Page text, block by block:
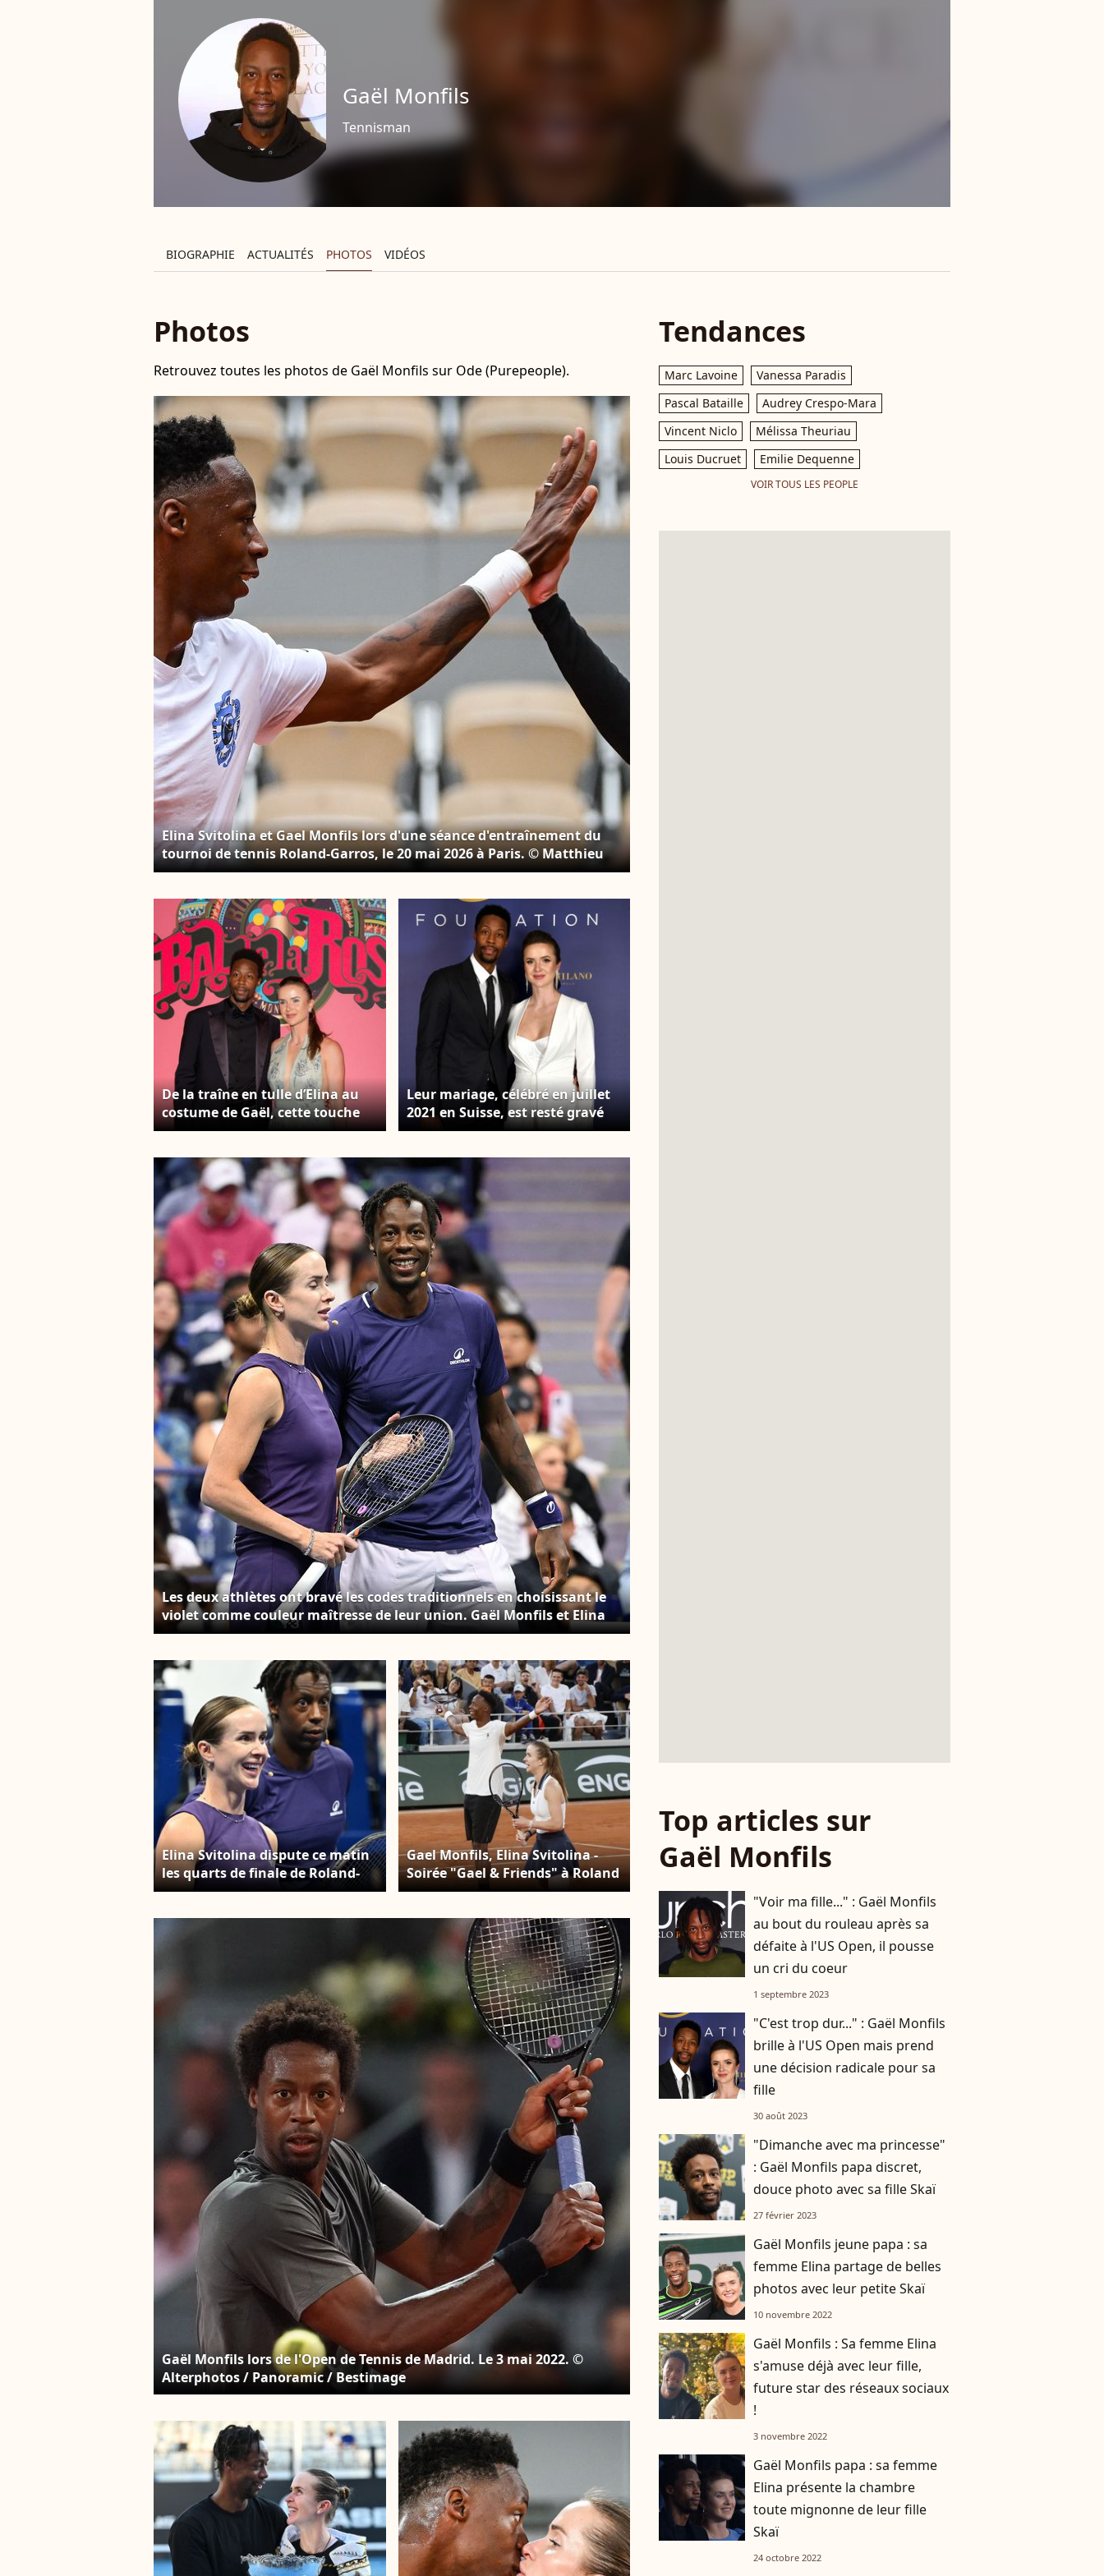
Gaël Monfils
Tennisman
BIOGRAPHIE ACTUALITÉS PHOTOS VIDÉOS
Photos
Retrouvez toutes les photos de Gaël Monfils sur Ode (Purepeople).
Elina Svitolina et Gael Monfils lors d'une séance d'entraînement du
tournoi de tennis Roland-Garros, le 20 mai 2026 à Paris. © Matthieu
Mirville/ZUMA Press Wire/Bestimage
De la traîne en tulle d’Elina au
costume de Gaël, cette touche
de couleur unique avait fait
officielles. Gaël Monfils et sa
femme Elina Svitolina - Arrivées
des invités au Bal de la Rose
2023 sur le thème "Bollywood" à
la salle des étoiles à Monaco le
25 mars 2023. © Olivier Huitel /
Pool / Bestimage
Leur mariage, célébré en juillet
2021 en Suisse, est resté gravé
dans les mémoires grâce à un
Gaël Monfils et sa femme Elina
Svitolina - Photocall du gala
annuel de la Fondation Elina
Svitolina au Yacht Club de
Monaco. Le 2 décembre 2022. ©
Bruno Bebert / Bestimage
Les deux athlètes ont bravé les codes traditionnels en choisissant le
violet comme couleur maîtresse de leur union. Gaël Monfils et Elina
Svitolina pendant le match d'exhibition "The Stars Of The Open" sur
le 21 août 2025. © PPS/Bestimage
Elina Svitolina dispute ce matin
les quarts de finale de Roland-
Garros sous les yeux de son
match d'exhibition "The Stars Of
The Open" sur le stade Arthur
Ashe au USTA Billie Jean King
National Tennis Center. ©
PPS/Bestimage
Gael Monfils, Elina Svitolina -
Soirée "Gael & Friends" à Roland
Garros sur le court Philippe
Marc Ausset-Lacroix/Bestimage
Gaël Monfils lors de l'Open de Tennis de Madrid. Le 3 mai 2022. ©
Alterphotos / Panoramic / Bestimage
Tendances
Marc Lavoine
Vanessa Paradis
Pascal Bataille
Audrey Crespo-Mara
Vincent Niclo
Mélissa Theuriau
Louis Ducruet
Emilie Dequenne
VOIR TOUS LES PEOPLE
Top articles sur
Gaël Monfils
"Voir ma fille..." : Gaël Monfils
au bout du rouleau après sa
défaite à l'US Open, il pousse
un cri du coeur
1 septembre 2023
"C'est trop dur..." : Gaël Monfils
brille à l'US Open mais prend
une décision radicale pour sa
fille
30 août 2023
"Dimanche avec ma princesse"
: Gaël Monfils papa discret,
douce photo avec sa fille Skaï
27 février 2023
Gaël Monfils jeune papa : sa
femme Elina partage de belles
photos avec leur petite Skaï
10 novembre 2022
Gaël Monfils : Sa femme Elina
s'amuse déjà avec leur fille,
future star des réseaux sociaux
!
3 novembre 2022
Gaël Monfils papa : sa femme
Elina présente la chambre
toute mignonne de leur fille
Skaï
24 octobre 2022